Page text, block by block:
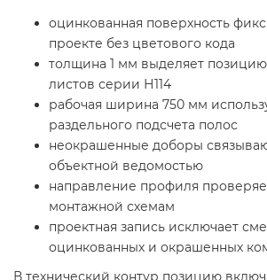
оцинкованная поверхность
проекте без цветового кода
толщина 1 мм выделяет
листов серии Н114
рабочая ширина 750 мм
раздельного подсчета полос
неокрашенные доборы
объектной ведомостью
направление профиля
монтажной схемам
проектная запись исключает
оцинкованных и окрашенных
В технический контур позицию